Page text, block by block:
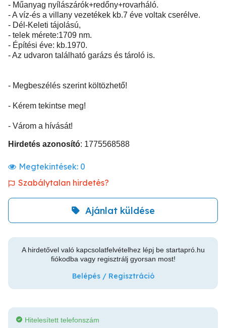
- Műanyag nyílászárók+redőny+rovarháló.
- A víz-és a villany vezetékek kb.7 éve voltak cserélve.
- Dél-Keleti tájolású,
- telek mérete:1709 nm.
- Építési éve: kb.1970.
- Az udvaron található garázs és tároló is.
- Megbeszélés szerint költözhető!
- Kérem tekintse meg!
- Várom a hívását!
Hirdetés azonosító: 1775568588
Megtekintések: 0
Szabálytalan hirdetés?
Ajánlat küldése
A hirdetővel való kapcsolatfelvételhez lépj be startapró.hu
fiókodba vagy regisztrálj gyorsan most!
Belépés / Regisztráció
Hitelesített telefonszám